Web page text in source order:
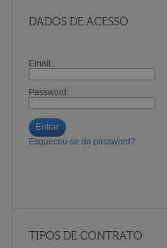
DADOS DE ACESSO
Email:
Password:
Entrar
Esqueceu-se da password?
TIPOS DE CONTRATO